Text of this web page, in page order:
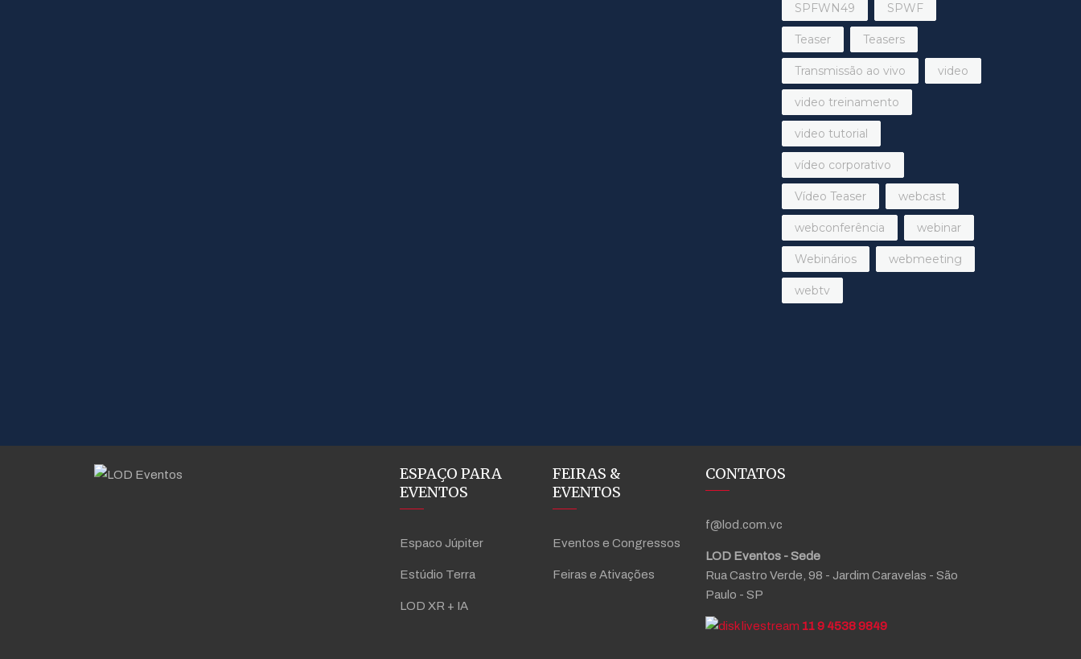
SPFWN49 SPWF
Teaser Teasers
Transmissão ao vivo video
video treinamento
video tutorial
vídeo corporativo
Vídeo Teaser webcast
webconferência webinar
Webinários webmeeting
webtv
ESPAÇO PARA
EVENTOS
Espaco Júpiter
Estúdio Terra
LOD XR + IA
FEIRAS &
EVENTOS
Eventos e Congressos
Feiras e Ativações
CONTATOS
f@lod.com.vc
LOD Eventos - Sede
Rua Castro Verde, 98 - Jardim Caravelas - São
Paulo - SP
11 9 4538 9849